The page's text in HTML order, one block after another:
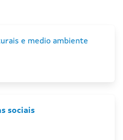
e medio ambiente
sociais